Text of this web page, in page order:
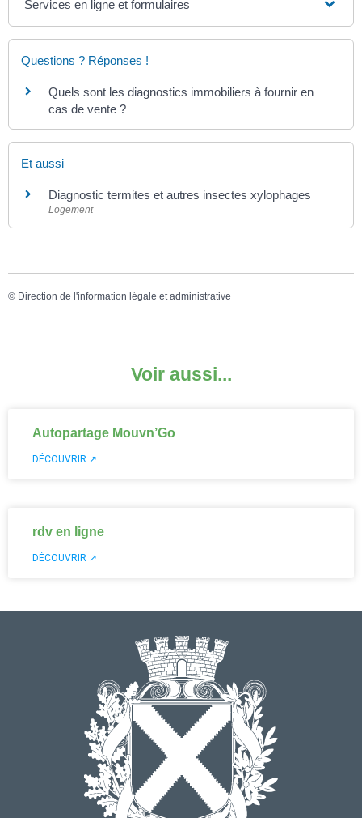
Services en ligne et formulaires
Questions ? Réponses !
Quels sont les diagnostics immobiliers à fournir en
cas de vente ?
Et aussi
Diagnostic termites et autres insectes xylophages
Logement
© Direction de l'information légale et administrative
Voir aussi...
Autopartage Mouvn’Go
DÉCOUVRIR ↗
rdv en ligne
DÉCOUVRIR ↗